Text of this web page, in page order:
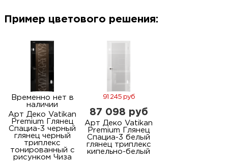
Пример цветового решения:
Временно нет в
наличии
Арт Деко Vatikan
Premium Глянец
Спациа-3 черный
глянец черный
триплекс
тонированный с
рисунком Чиза
91 245 руб
87 098 руб
Арт Деко Vatikan
Premium Глянец
Спациа-3 белый
глянец триплекс
кипельно-белый